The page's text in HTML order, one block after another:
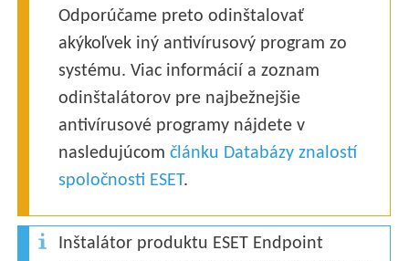
Odporúčame preto odinštalovať
akýkoľvek iný antivírusový program zo
systému. Viac informácií a zoznam
odinštalátorov pre najbežnejšie
antivírusové programy nájdete v
nasledujúcomčlánku Databázy znalostí
spoločnosti ESET.
Inštalátor produktu ESET Endpoint